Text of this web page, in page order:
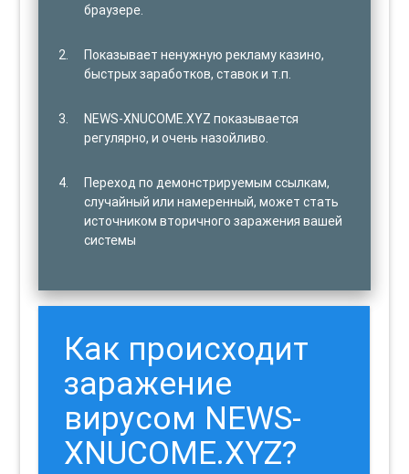
браузере.
Показывает ненужную рекламу казино,
быстрых заработков, ставок и т.п.
NEWS-XNUCOME.XYZ показывается
регулярно, и очень назойливо.
Переход по демонстрируемым ссылкам,
случайный или намеренный, может стать
источником вторичного заражения вашей
системы
Как происходит
заражение
вирусом NEWS-
XNUCOME.XYZ?